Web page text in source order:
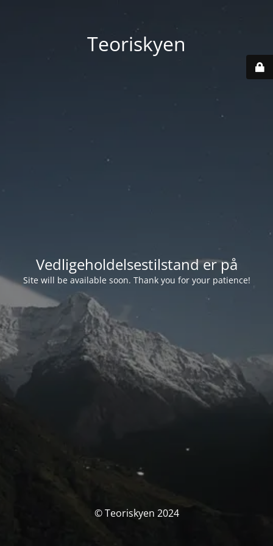
Teoriskyen
Vedligeholdelsestilstand er på
Site will be available soon. Thank you for your patience!
© Teoriskyen 2024